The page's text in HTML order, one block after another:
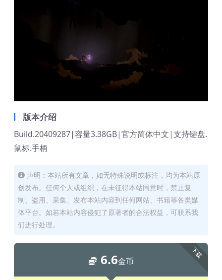
版本介绍
Build.20409287|容量3.38GB|官方简体中文|支持键盘.
鼠标.手柄
声明：本站所有文章，如无特殊说明或标注，均为本站原
创发布。任何个人或组织，在未征得本站同意时，禁止复
制、盗用、采集、发布本站内容到任何网站、书籍等各类媒
体平台。如若本站内容侵犯了原著者的合法权益，可联系我
们进行处理。
下载
6.6金币